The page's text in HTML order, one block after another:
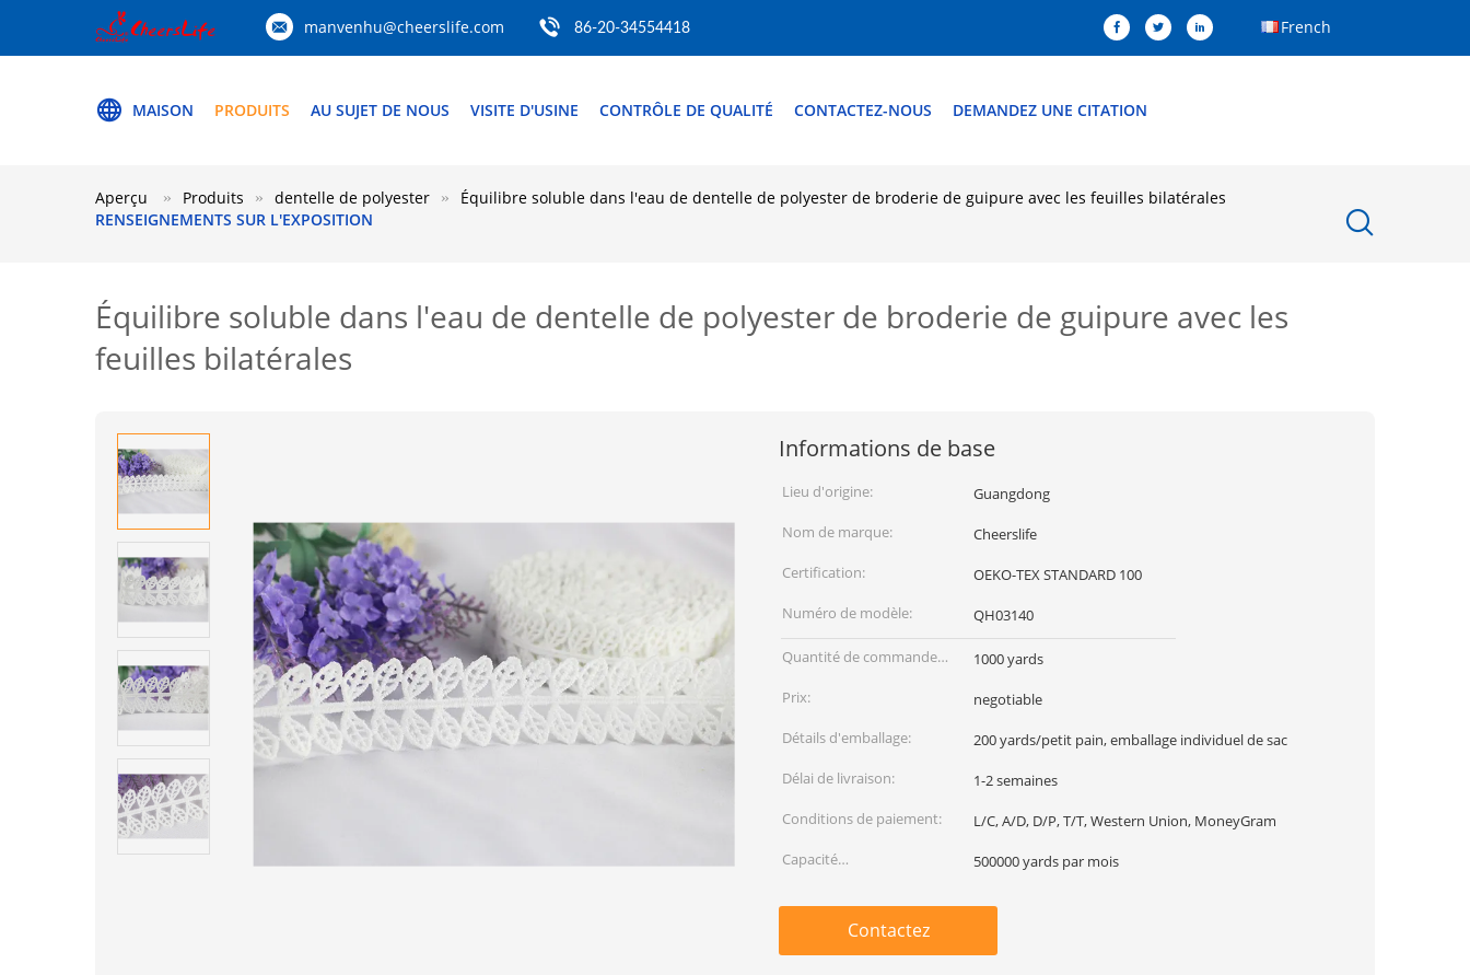
manvenhu@cheerslife.com 86-20-34554418 French
MAISON PRODUITS AU SUJET DE NOUS VISITE D'USINE CONTRÔLE DE QUALITÉ CONTACTEZ-NOUS DEMANDEZ UNE CITATION
RENSEIGNEMENTS SUR L'EXPOSITION
Aperçu Produits dentelle de polyester Équilibre soluble dans l'eau de dentelle de polyester de broderie de guipure avec les feuilles bilatérales
Équilibre soluble dans l'eau de dentelle de polyester de broderie de guipure avec les
feuilles bilatérales
Informations de base
Lieu d'origine:
Guangdong
Nom de marque:
Cheerslife
Certification:
OEKO-TEX STANDARD 100
Numéro de modèle:
QH03140
Quantité de commande
min:
1000 yards
Prix:
negotiable
Détails d'emballage:
200 yards/petit pain, emballage individuel de sac
Délai de livraison:
1-2 semaines
Conditions de paiement:
L/C, A/D, D/P, T/T, Western Union, MoneyGram
Capacité
500000 yards par mois
Contactez